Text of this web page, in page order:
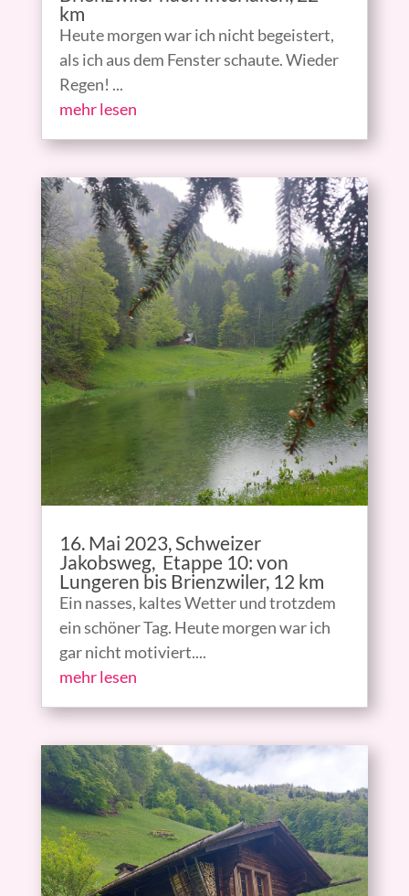
km
Heute morgen war ich nicht begeistert,
als ich aus dem Fenster schaute. Wieder
Regen! ...
mehr lesen
16. Mai 2023, Schweizer
Jakobsweg, Etappe 10: von
Lungeren bis Brienzwiler, 12 km
Ein nasses, kaltes Wetter und trotzdem
ein schöner Tag. Heute morgen war ich
gar nicht motiviert....
mehr lesen